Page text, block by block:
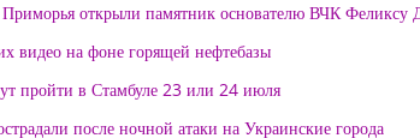
Приморья открыли памятник основателю ВЧК Феликсу
видео на фоне горящей нефтебазы
пройти в Стамбуле 23 или 24 июля
после ночной атаки на Украинские города